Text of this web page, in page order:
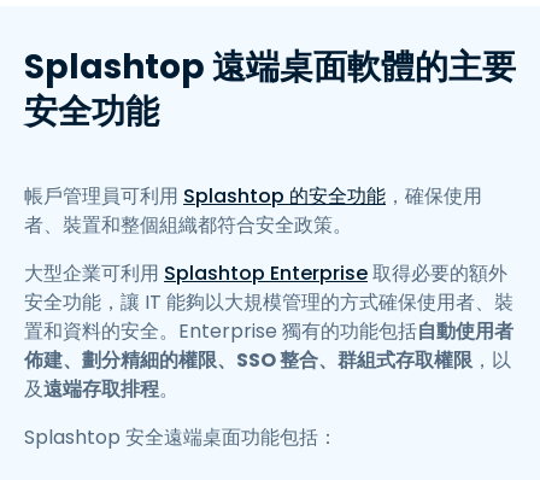
Splashtop 遠端桌面軟體的主要
安全功能
帳戶管理員可利用 Splashtop 的安全功能 ，確保使用
者、裝置和整個組織都符合安全政策。
大型企業可利用 Splashtop Enterprise取得必要的額外
安全功能，讓 IT 能夠以大規模管理的方式確保使用者、裝
置和資料的安全。Enterprise 獨有的功能包括自動使用者
佈建、劃分精細的權限、SSO 整合、群組式存取權限，以
及遠端存取排程。
Splashtop 安全遠端桌面功能包括：